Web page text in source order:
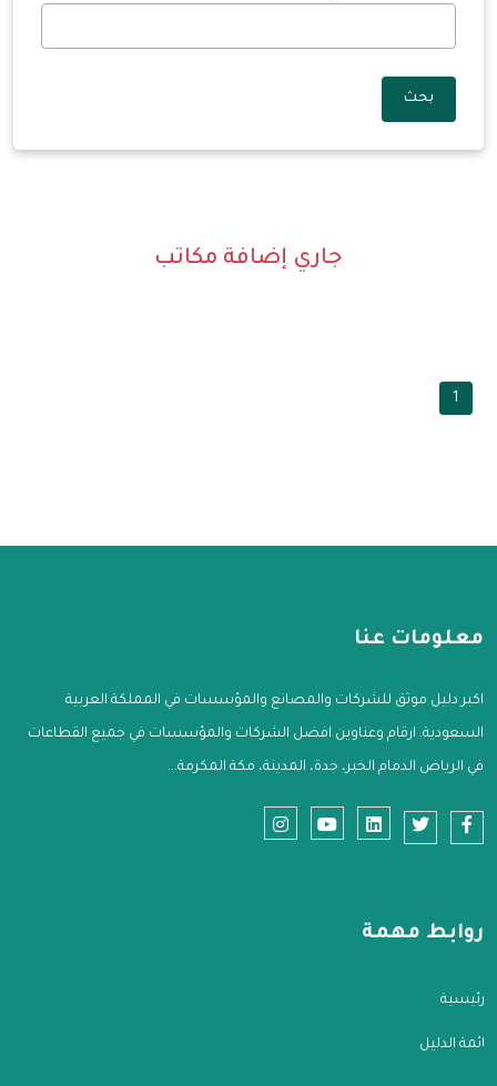
بحث
جاري إضافة مكاتب
1
معلومات عنا
اكبر دليل موثق للشركات والمصانع والمؤسسات في المملكة العربية
السعودية. ارقام وعناوين افضل الشركات والمؤسسات في جميع القطاعات
في الرياض الدمام الخبر، جدة، المدينة، مكة المكرمة...
روابط مهمة
الرئيسية
قائمة الدليل